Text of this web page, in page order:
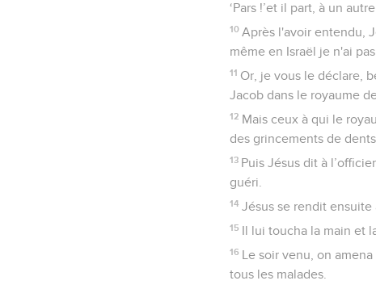
‘Pars !’et il part, à un
10 Après l'avoir entendu,
même en Israël je n'ai
11 Or, je vous le déclare,
Jacob dans le royaume
12 Mais ceux à qui le
des grincements de
13 Puis Jésus dit à
guéri.
14 Jésus se rendit
15 Il lui toucha la main et
16
Le soir venu, on
tous les malades.